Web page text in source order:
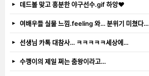
데드볼 맞고 흥분한 야구선수.gif 하앙❤️
여배우들 실물 느낌.feeling 와… 분위기 미쳤다…
선생님 카톡 대참사… ㅋㅋㅋㅋㅋ세상에…
수깽이의 제일 쩌는 춤왕이라고…